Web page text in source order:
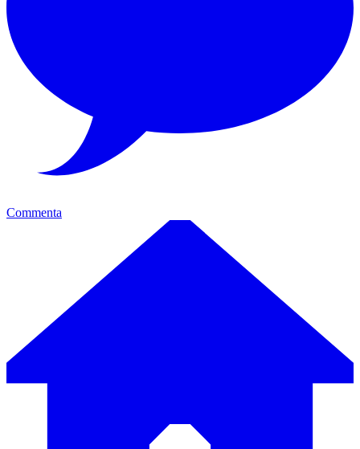
Commenta